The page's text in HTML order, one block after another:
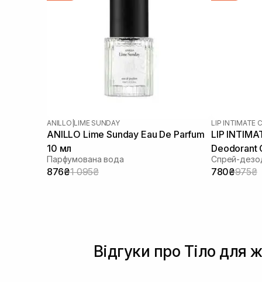
ANILLO LIME SUNDAY
ANILLO Lime Sunday Eau De Parfum
10 мл
Парфумована вода
876₴1 095₴
LIP INTIMATE
LIP
Deodorant
Спрей-
780₴975₴
Відгуки про Тіло для